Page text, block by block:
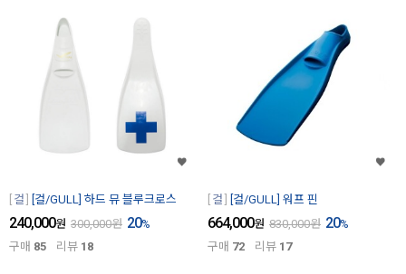
걸 [걸/GULL] 하드 뮤 블루크로스
240,000원 300,000원 20%
구매 85 리뷰 18
걸 [걸/GULL] 워프 핀
664,000원 830,000원 20%
구매 72 리뷰 17